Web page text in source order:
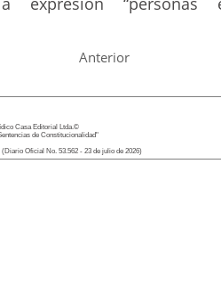
Anterior
Casa Editorial Ltda.©
de Constitucionalidad"
Oficial No. 53.562 - 23 de julio de 2026)